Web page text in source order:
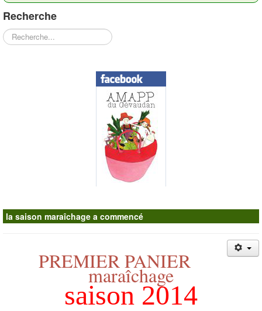
Nos paysans
Commandes
Recherche
Rechercher
la saison maraîchage a commencé
PREMIER PANIER
maraîchage
saison 2014